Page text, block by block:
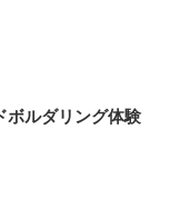
ボルダリング体験